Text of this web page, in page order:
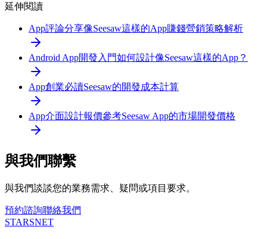
延伸閱讀
App評論分享像Seesaw這樣的App賺錢營銷策略解析
Android App開發入門如何設計像Seesaw這樣的App？
App創業必讀Seesaw的開發成本計算
App介面設計報價參考Seesaw App的市場開發價格
與我們聯繫
與我們談談您的業務需求、疑問或項目要求。
預約諮詢聯絡我們
STARSNET